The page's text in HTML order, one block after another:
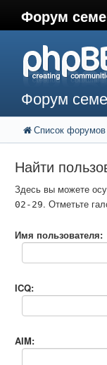
Форум
Форум
Список форумов
Найти
Здесь вы можете
02-29. Отметьте
Имя пользователя:
ICQ:
AIM: